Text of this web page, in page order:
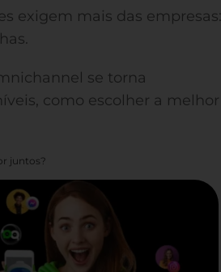
exigem mais das empresas:
se torna
como escolher a melhor
juntos?